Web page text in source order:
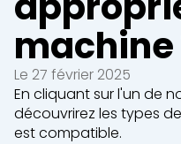
machine
Le 27 février 2025
En cliquant sur l'un de
découvrirez les types
est compatible.